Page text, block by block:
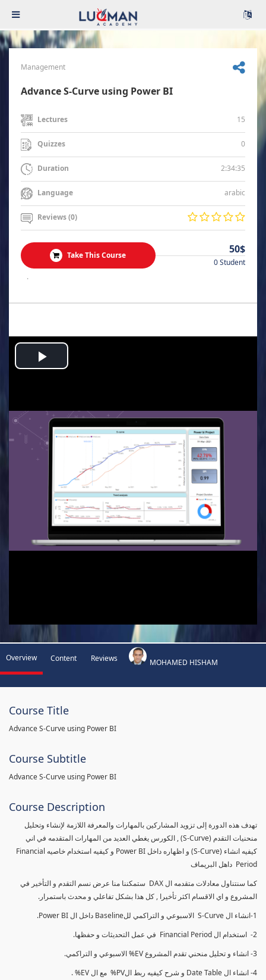
Management
Advance S-Curve using Power BI
Lectures 15
Quizzes 0
Duration 2:34:35
Language arabic
Reviews (0)
Take This Course 50$
0 Student
.
Play
Overview Content Reviews MOHAMED HISHAM
Course Title
Advance S-Curve using Power BI
Course Subtitle
Advance S-Curve using Power BI
Course Description
تهدف هذه الدورة إلى تزويد المشاركين بالمهارات والمعرفة اللازمة لإنشاء وتحليل
منحنيات التقدم (S-Curve) , الكورس يغطي العديد من المهارات المتقدمه في اني
كيفيه انشاء (S-Curve) و اظهاره داخل Power BI و كيفيه استخدام خاصيه Financial
Period داهل البريماف
كما سنتناول معادلات متقدمه ال DAX ستمكننا منا عرض نسم التقدم و التأخير في
المشروع و اي الاقسام اكثر تأخيرا , كل هذا بشكل تفاعلي و محدث باستمرار.
1-انشاء ال S-Curve الاسبوعي و التراكمي للBaseline داخل ال Power BI.
2- استخدام ال Financial Period في عمل التحديثات و حفظها.
3- انشاء و تحليل منحني تقدم المشروع EV% الاسبوعي و التراكمي.
4- انشاء ال Date Table و شرح كيفيه ربط الPV% مع ال EV% .